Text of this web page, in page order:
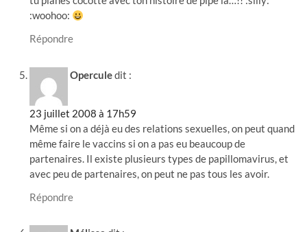
:woohoo:
Répondre
Operculedit :
23 juillet 2008 à 17h59
Même si on a déjà eu des relations sexuelles, on peut quand
même faire le vaccins si on a pas eu beaucoup de
partenaires. Il existe plusieurs types de papillomavirus, et
avec peu de partenaires, on peut ne pas tous les avoir.
Répondre